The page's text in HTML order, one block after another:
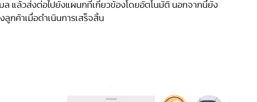
ล แล้วส่งต่อไปยังแผนกที่เกี่ยวข้องโดยอัตโนมัติ นอกจากนี้ยัง
กค้าเมื่อดำเนินการเสร็จสิ้น